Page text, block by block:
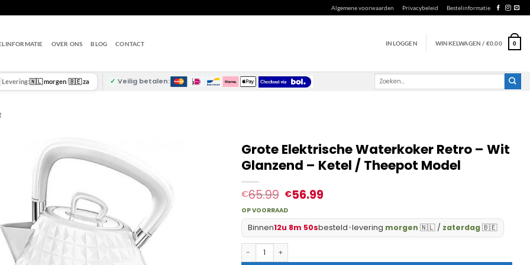
Algemene voorwaarden Privacybeleid Bestelinformatie
OVER ONS BLOG CONTACT INLOGGEN WINKELWAGEN / €0.00 0
Levering:🇳🇱 morgen/🇧🇪 za ✓ Veilig betalen:
Zoeken
Grote Elektrische Waterkoker Retro – Wit
Glanzend – Ketel / Theepot Model
€65.99 €56.99
OP VOORRAAD
Binnen12u 8m 49sbesteld•levering morgen 🇳🇱 / zaterdag🇧🇪
Grote Elektrische Waterkoker Retro - Wit Glanzend - Ketel / Theepot Model